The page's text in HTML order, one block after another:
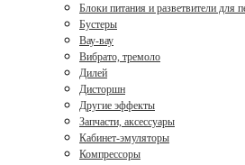
Блоки питания и разветвители для
Бустеры
Вау-вау
Вибрато, тремоло
Дилей
Дисторшн
Другие эффекты
Запчасти, аксессуары
Кабинет-эмуляторы
Компрессоры